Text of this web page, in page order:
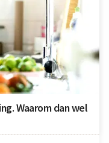
Waarom dan wel